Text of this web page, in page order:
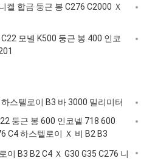
켈 합금 둥근 봉 C276 C2000 Ｘ
모넬 K500 둥근 봉 400 인코
스텔로이 B3 바 3000 밀리미터
둥근 봉 600 인코넬 718 600
C4 하스텔로이 Ｘ 비 B2 B3
이 B3 B2 C4 Ｘ G30 G35 C276 니